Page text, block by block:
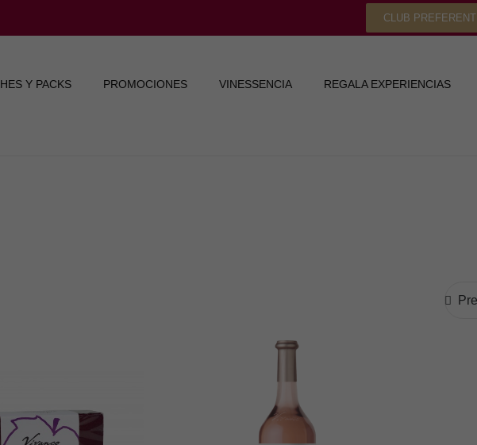
CLUB PREFERENT
Y PACKS PROMOCIONES VINESSENCIA REGALA EXPERIENCIAS